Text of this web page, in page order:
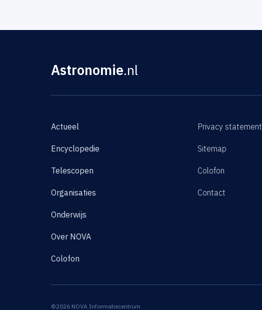
Astronomie.nl
Actueel
Encyclopedie
Telescopen
Organisaties
Onderwijs
Over NOVA
Colofon
Privacy statement
Sitemap
Colofon
Contact
©2026 NOVA Informatiecentrum